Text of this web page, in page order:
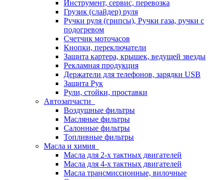
Инструмент, сервис, перевозка
Грузик (слайдер) руля
Ручки руля (грипсы), Ручки газа, ручки с
подогревом
Счетчик моточасов
Кнопки, переключатели
Защита картера, крышек, ведущей звезды
Рекламная продукция
Держатели для телефонов, зарядки USB
Защита Рук
Рули, стойки, проставки
Автозапчасти
Воздушные фильтры
Масляные фильтры
Салонные фильтры
Топливные фильтры
Масла и химия
Масла для 2-х тактных двигателей
Масла для 4-х тактных двигателей
Масла трансмиссионные, вилочные